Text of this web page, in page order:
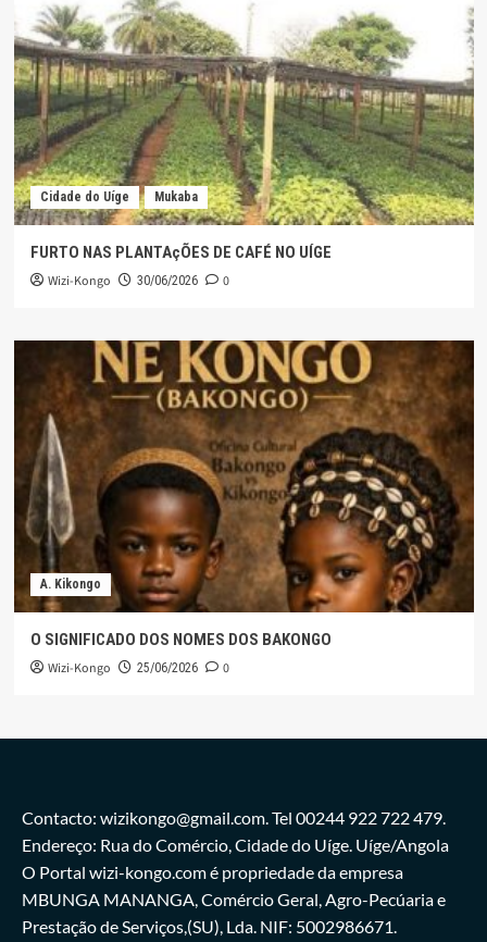
Cidade do Uíge Mukaba
FURTO NAS PLANTAçÕES DE CAFÉ NO UÍGE
Wizi-Kongo 30/06/2026 0
A. Kikongo
O SIGNIFICADO DOS NOMES DOS BAKONGO
Wizi-Kongo 25/06/2026 0
Contacto: wizikongo@gmail.com. Tel 00244 922 722 479.
Endereço: Rua do Comércio, Cidade do Uíge. Uíge/Angola
O Portal wizi-kongo.com é propriedade da empresa
MBUNGA MANANGA, Comércio Geral, Agro-Pecúaria e
Prestação de Serviços,(SU), Lda. NIF: 5002986671.